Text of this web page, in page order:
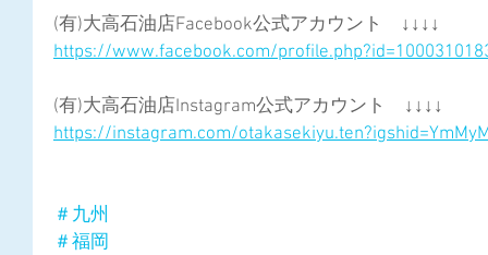
(有)大高石油店Facebook公式アカウント　↓↓↓↓
https://www.facebook.com/
(有)大高石油店Instagram公式アカウント　↓↓↓↓
https://instagram.com/
＃九州
＃福岡